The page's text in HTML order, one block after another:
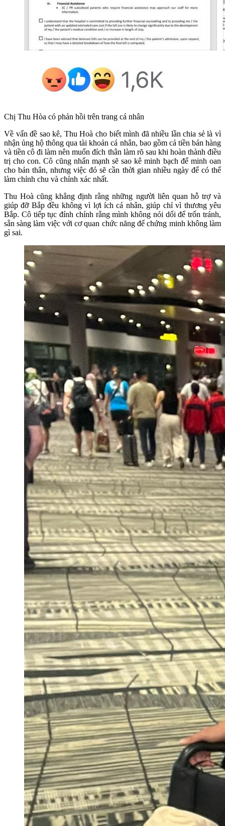
Chị Thu Hòa có phản hồi trên trang cá nhân
Về vấn đề sao kê, Thu Hoà cho biết mình đã nhiều lần chia sẻ là vì
nhận ủng hộ thông qua tài khoản cá nhân, bao gồm cả tiền bán hàng
và tiền cô đi làm nên muốn đích thân làm rõ sau khi hoàn thành điều
trị cho con. Cô cũng nhấn mạnh sẽ sao kê minh bạch để minh oan
cho bản thân, nhưng việc đó sẽ cần thời gian nhiều ngày để có thể
làm chỉnh chu và chính xác nhất.
Thu Hoà cũng khẳng định rằng những người liên quan hỗ trợ và
giúp đỡ Bắp đều không vì lợi ích cá nhân, giúp chỉ vì thương yêu
Bắp. Cô tiếp tục đính chính rằng mình không nói dối để trốn tránh,
sẵn sàng làm việc với cơ quan chức năng để chứng minh không làm
gì sai.